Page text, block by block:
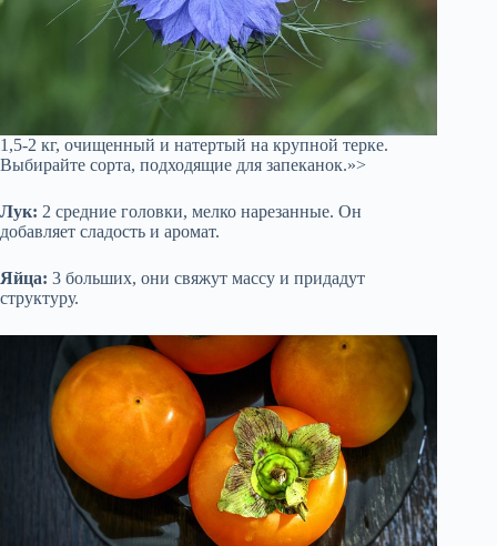
1,5-2 кг, очищенный и натертый на крупной терке.
Выбирайте сорта, подходящие для запеканок.»>
Лук: 2 средние головки, мелко нарезанные. Он
добавляет сладость и аромат.
Яйца: 3 больших, они свяжут массу и придадут
структуру.